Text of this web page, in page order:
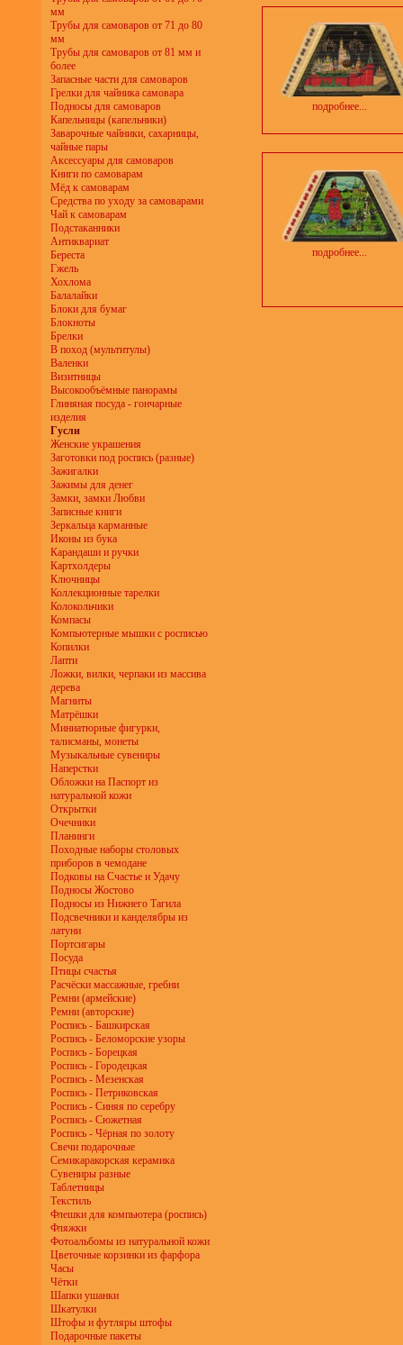
мм
Трубы для самоваров от 71 до 80
мм
Трубы для самоваров от 81 мм и
более
Запасные части для самоваров
Грелки для чайника самовара
Подносы для самоваров
Капельницы (капельники)
Заварочные чайники, сахарницы,
чайные пары
Аксессуары для самоваров
Книги по самоварам
Мёд к самоварам
Средства по уходу за самоварами
Чай к самоварам
Подстаканники
Антиквариат
Береста
Гжель
Хохлома
Балалайки
Блоки для бумаг
Блокноты
Брелки
В поход (мультитулы)
Валенки
Визитницы
Высокообъёмные панорамы
Глиняная посуда - гончарные
изделия
Гусли
Женские украшения
Заготовки под роспись (разные)
Зажигалки
Зажимы для денег
Замки, замки Любви
Записные книги
Зеркальца карманные
Иконы из бука
Карандаши и ручки
Картхолдеры
Ключницы
Коллекционные тарелки
Колокольчики
Компасы
Компьютерные мышки с росписью
Копилки
Лапти
Ложки, вилки, черпаки из массива
дерева
Магниты
Матрёшки
Миниатюрные фигурки,
талисманы, монеты
Музыкальные сувениры
Наперстки
Обложки на Паспорт из
натуральной кожи
Открытки
Очечники
Планинги
Походные наборы столовых
приборов в чемодане
Подковы на Счастье и Удачу
Подносы Жостово
Подносы из Нижнего Тагила
Подсвечники и канделябры из
латуни
Портсигары
Посуда
Птицы счастья
Расчёски массажные, гребни
Ремни (армейские)
Ремни (авторские)
Роспись - Башкирская
Роспись - Беломорские узоры
Роспись - Борецкая
Роспись - Городецкая
Роспись - Мезенская
Роспись - Петриковская
Роспись - Синяя по серебру
Роспись - Сюжетная
Роспись - Чёрная по золоту
Свечи подарочные
Семикаракорская керамика
Сувениры разные
Таблетницы
Текстиль
Флешки для компьютера (роспись)
Фляжки
Фотоальбомы из натуральной кожи
Цветочные корзинки из фарфора
Часы
Чётки
Шапки ушанки
Шкатулки
Штофы и футляры штофы
Подарочные пакеты
подробнее...
подробнее...